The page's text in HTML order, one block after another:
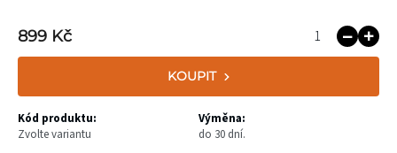
899 Kč
KOUPIT
Kód produktu:
Zvolte variantu
Výměna:
do 30 dní.